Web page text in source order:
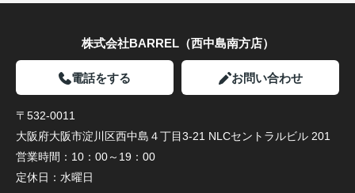
株式会社BARREL（西中島南方店）
電話をする お問い合わせ
〒532-0011
大阪府大阪市淀川区西中島４丁目3-21 NLCセントラルビル 201
営業時間： 10：00～19：00
定休日： 水曜日